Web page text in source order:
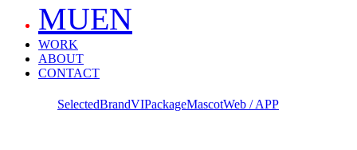
MUEN
WORK
ABOUT
CONTACT
SelectedBrandVIPackageMascotWeb / APP